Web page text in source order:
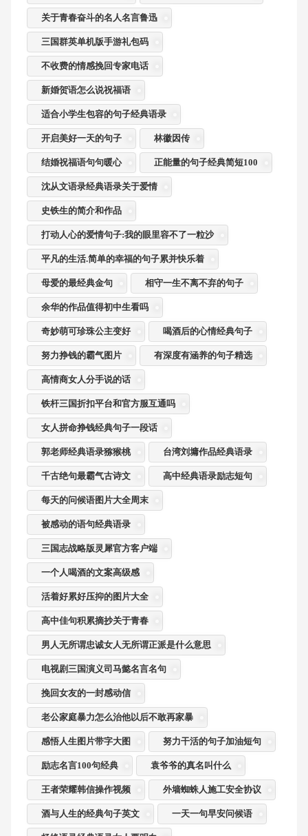
关于青春奋斗的名人名言鲁迅
三国群英单机版手游礼包码
不收费的情感挽回专家电话
新婚贺语怎么说祝福语
适合小学生包容的句子经典语录
开启美好一天的句子 林徽因传
结婚祝福语句句暖心 正能量的句子经典简短100
沈从文语录经典语录关于爱情
史铁生的简介和作品
打动人心的爱情句子:我的眼里容不了一粒沙
平凡的生活.简单的幸福的句子累并快乐着
母爱的最经典金句 相守一生不离不弃的句子
余华的作品值得初中生看吗
奇妙萌可珍珠公主变好 喝酒后的心情经典句子
努力挣钱的霸气图片 有深度有涵养的句子精选
高情商女人分手说的话
铁杆三国折扣平台和官方服互通吗
女人拼命挣钱经典句子一段话
郭老师经典语录猕猴桃 台湾刘墉作品经典语录
千古绝句最霸气古诗文 高中经典语录励志短句
每天的问候语图片大全周末
被感动的语句经典语录
三国志战略版灵犀官方客户端
一个人喝酒的文案高级感
活着好累好压抑的图片大全
高中佳句积累摘抄关于青春
男人无所谓忠诚女人无所谓正派是什么意思
电视剧三国演义司马懿名言名句
挽回女友的一封感动信
老公家庭暴力怎么治他以后不敢再家暴
感悟人生图片带字大图 努力干活的句子加油短句
励志名言100句经典 袁爷爷的真名叫什么
王者荣耀韩信操作视频 外墙蜘蛛人施工安全协议
酒与人生的经典句子英文 一天一句早安问候语